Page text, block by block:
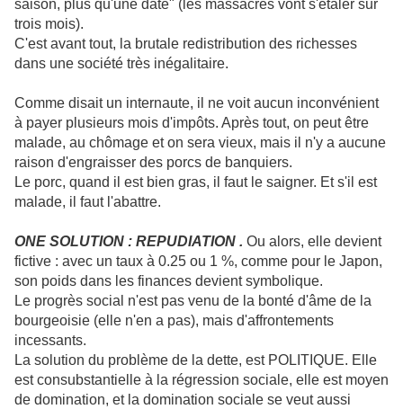
saison, plus qu'une date" (les massacres vont s'étaler sur
trois mois).
C'est avant tout, la brutale redistribution des richesses
dans une société très inégalitaire.
Comme disait un internaute, il ne voit aucun inconvénient
à payer plusieurs mois d'impôts. Après tout, on peut être
malade, au chômage et on sera vieux, mais il n'y a aucune
raison d'engraisser des porcs de banquiers.
Le porc, quand il est bien gras, il faut le saigner. Et s'il est
malade, il faut l'abattre.
ONE SOLUTION : REPUDIATION . Ou alors, elle devient
fictive : avec un taux à 0.25 ou 1 %, comme pour le Japon,
son poids dans les finances devient symbolique.
Le progrès social n'est pas venu de la bonté d'âme de la
bourgeoisie (elle n'en a pas), mais d'affrontements
incessants.
La solution du problème de la dette, est POLITIQUE. Elle
est consubstantielle à la régression sociale, elle est moyen
de domination, et la domination sociale se veut aussi